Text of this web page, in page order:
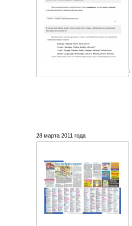
1
28 марта 2011 года